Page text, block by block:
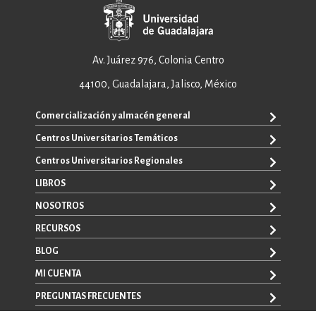
Av. Juárez 976, Colonia Centro
44100, Guadalajara, Jalisco, México
Comercialización y almacén general
ventas@editorial.udg.mx
WhatsApp: +52 33 1433 6869
Centros Universitarios Temáticos
CUAAD
CUCEA
CUCBA
CUCEI
CUCSH
Centros Universitarios Regionales
CUAAD
CUCBA
CUCOSTA
CUCHAPALA
CUCSH
CUSUR
LIBROS
TODOS LOS LIBROS
E-BOOKS
CATÁLOGOS
NOSOTROS
SOBRE NOSOTROS
CONTACTO
RECURSOS
PROMOCIONALES
CONVOCATORIAS
BLOG
LA VENTANA ROJA
MI CUENTA
REGISTRO
PREGUNTAS FRECUENTES